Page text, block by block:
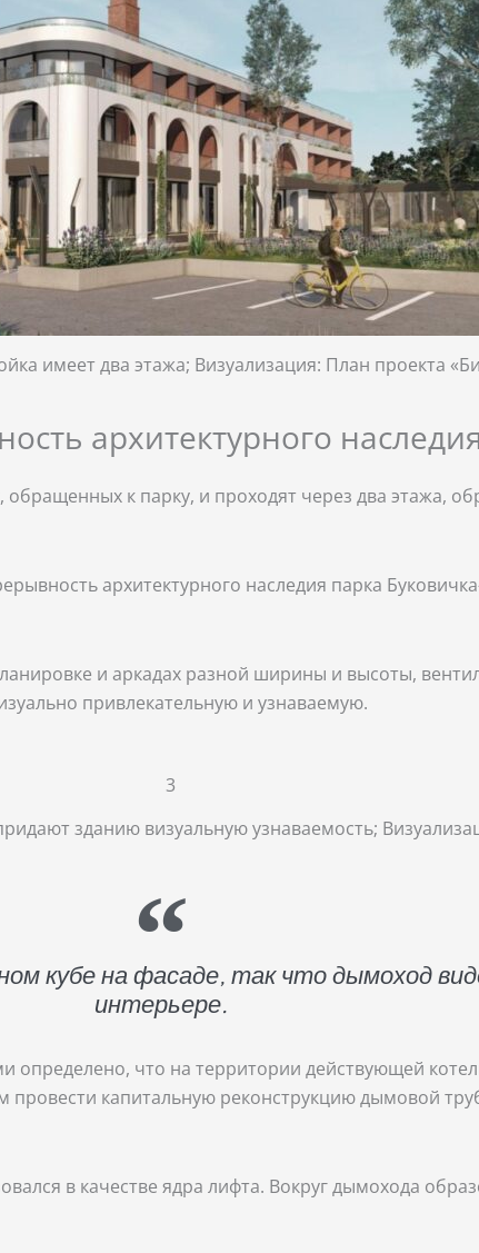
имеет два этажа; Визуализация: План проекта
архитектурного наследия
к парку, и проходят через два этажа,
архитектурного наследия парка
и аркадах разной ширины и высоты,
привлекательную и узнаваемую.
зданию визуальную узнаваемость;
кубе на фасаде, так что дымоход
интерьере.
что на территории действующей
провести капитальную реконструкцию дымовой
в качестве ядра лифта. Вокруг дымохода